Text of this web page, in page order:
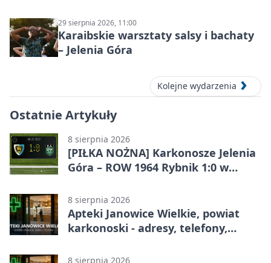
29 sierpnia 2026, 11:00
Karaibskie warsztaty salsy i bachaty
– Jelenia Góra
Kolejne wydarzenia
Ostatnie Artykuły
8 sierpnia 2026
[PIŁKA NOŻNA] Karkonosze Jelenia
Góra – ROW 1964 Rybnik 1:0 w
8 sierpnia 2026
Apteki Janowice Wielkie, powiat
karkonoski - adresy, telefony,
8 sierpnia 2026